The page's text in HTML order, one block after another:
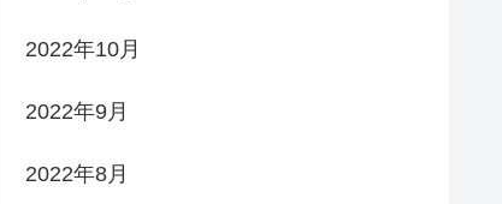
2022年10月
2022年9月
2022年8月